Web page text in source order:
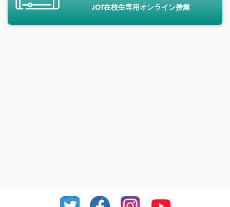
JOT在校生専用オンライン授業